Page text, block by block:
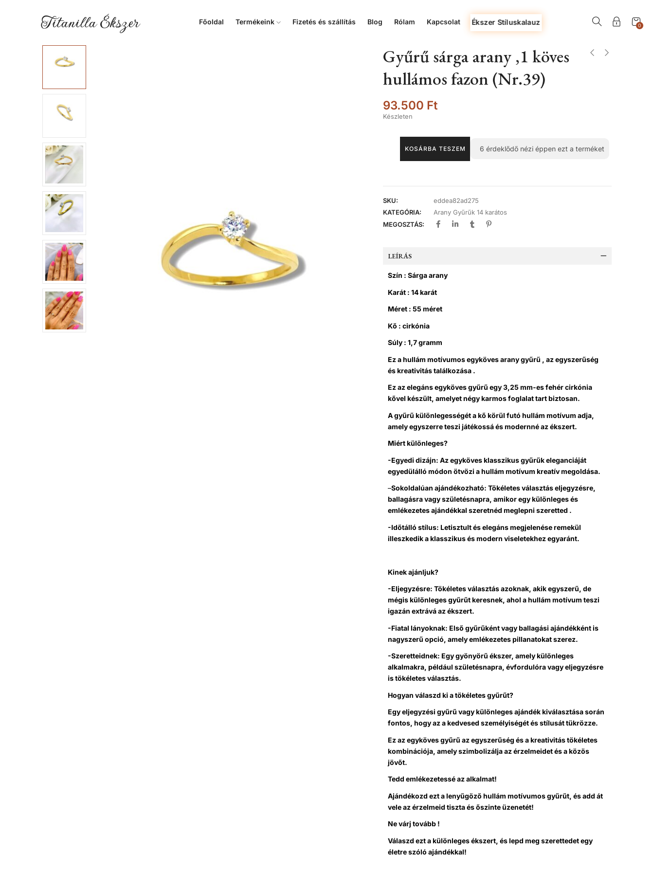
Titanilla Ékszer Főoldal Termékeink Fizetés és szállítás Blog Rólam Kapcsolat Ékszer Stíluskalauz 0
Gyűrű sárga arany ,1 köves
hullámos fazon (Nr.39)
93.500 Ft
Készleten
KOSÁRBA TESZEM 6 érdeklődő nézi éppen ezt a terméket
SKU:
eddea82ad275
KATEGÓRIA:
Arany Gyűrűk 14 karátos
MEGOSZTÁS:
LEÍRÁS
Szín : Sárga arany
Karát : 14 karát
Méret : 55 méret
Kő : cirkónia
Súly : 1,7 gramm
Ez a hullám motívumos egyköves arany gyűrű , az egyszerűség
és kreativitás találkozása .
Ez az elegáns egyköves gyűrű egy 3,25 mm-es fehér cirkónia
kővel készült, amelyet négy karmos foglalat tart biztosan.
A gyűrű különlegességét a kő körül futó hullám motívum adja,
amely egyszerre teszi játékossá és modernné az ékszert.
Miért különleges?
-Egyedi dizájn: Az egyköves klasszikus gyűrűk eleganciáját
egyedülálló módon ötvözi a hullám motívum kreatív megoldása.
–Sokoldalúan ajándékozható: Tökéletes választás eljegyzésre,
ballagásra vagy születésnapra, amikor egy különleges és
emlékezetes ajándékkal szeretnéd meglepni szeretted .
-Időtálló stílus: Letisztult és elegáns megjelenése remekül
illeszkedik a klasszikus és modern viseletekhez egyaránt.
Kinek ajánljuk?
-Eljegyzésre: Tökéletes választás azoknak, akik egyszerű, de
mégis különleges gyűrűt keresnek, ahol a hullám motívum teszi
igazán extrává az ékszert.
-Fiatal lányoknak: Első gyűrűként vagy ballagási ajándékként is
nagyszerű opció, amely emlékezetes pillanatokat szerez.
-Szeretteidnek: Egy gyönyörű ékszer, amely különleges
alkalmakra, például születésnapra, évfordulóra vagy eljegyzésre
is tökéletes választás.
Hogyan válaszd ki a tökéletes gyűrűt?
Egy eljegyzési gyűrű vagy különleges ajándék kiválasztása során
fontos, hogy az a kedvesed személyiségét és stílusát tükrözze.
Ez az egyköves gyűrű az egyszerűség és a kreativitás tökéletes
kombinációja, amely szimbolizálja az érzelmeidet és a közös
jövőt.
Tedd emlékezetessé az alkalmat!
Ajándékozd ezt a lenyűgöző hullám motívumos gyűrűt, és add át
vele az érzelmeid tiszta és őszinte üzenetét!
Ne várj tovább !
Válaszd ezt a különleges ékszert, és lepd meg szerettedet egy
életre szóló ajándékkal!